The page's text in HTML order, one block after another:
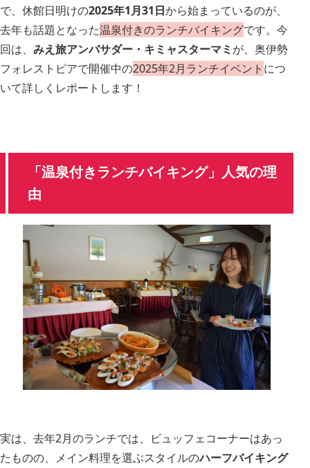
で、休館日明けの2025年1月31日から始まっているのが、
去年も話題となった温泉付きのランチバイキングです。今
回は、 みえ旅アンバサダー・キミャスターマミ が、奥伊勢
フォレストピアで開催中の2025年2月ランチイベント につ
いて詳しくレポートします！
「温泉付きランチバイキング」人気の理
由
実は、去年2月のランチでは、ビュッフェコーナーはあっ
たものの、メイン料理を選ぶスタイルのハーフバイキング